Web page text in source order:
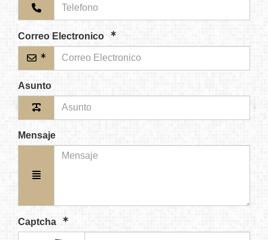
Correo Electronico
Asunto
Mensaje
Captcha